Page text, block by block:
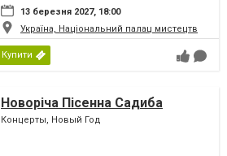
13 березня 2027, 18:00
Україна, Національний палац мистецтв
Купити
Новоріча Пісенна Садиба
Концерты, Новый Год